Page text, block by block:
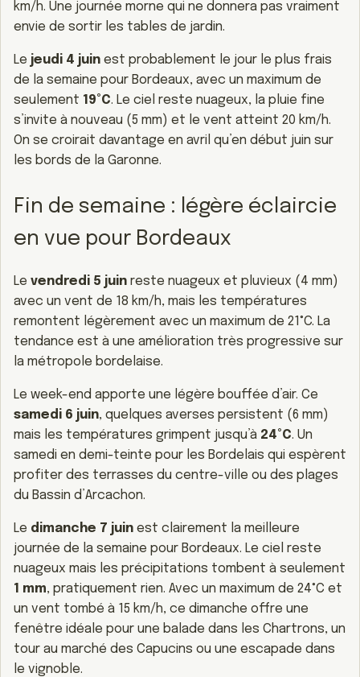
km/h. Une journée morne qui ne donnera pas vraiment
envie de sortir les tables de jardin.
Le jeudi 4 juin est probablement le jour le plus frais
de la semaine pour Bordeaux, avec un maximum de
seulement 19°C. Le ciel reste nuageux, la pluie fine
s’invite à nouveau (5 mm) et le vent atteint 20 km/h.
On se croirait davantage en avril qu’en début juin sur
les bords de la Garonne.
Fin de semaine : légère éclaircie
en vue pour Bordeaux
Le vendredi 5 juin reste nuageux et pluvieux (4 mm)
avec un vent de 18 km/h, mais les températures
remontent légèrement avec un maximum de 21°C. La
tendance est à une amélioration très progressive sur
la métropole bordelaise.
Le week-end apporte une légère bouffée d’air. Ce
samedi 6 juin, quelques averses persistent (6 mm)
mais les températures grimpent jusqu’à 24°C. Un
samedi en demi-teinte pour les Bordelais qui espèrent
profiter des terrasses du centre-ville ou des plages
du Bassin d’Arcachon.
Le dimanche 7 juin est clairement la meilleure
journée de la semaine pour Bordeaux. Le ciel reste
nuageux mais les précipitations tombent à seulement
1 mm, pratiquement rien. Avec un maximum de 24°C et
un vent tombé à 15 km/h, ce dimanche offre une
fenêtre idéale pour une balade dans les Chartrons, un
tour au marché des Capucins ou une escapade dans
le vignoble.